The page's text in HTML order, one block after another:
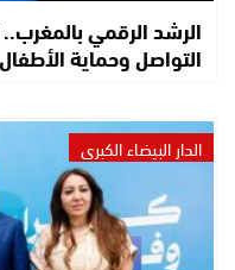
الرشد الرقمي
التواصل وحماية الأطفال
الدار البيضاء الكبرى